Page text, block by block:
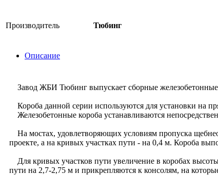
Производитель Тюбинг
Описание
Завод ЖБИ Тюбинг выпускает сборные железобетонные
Короба данной серии используются для установки на
Железобетонные короба устанавливаются
На мостах, удовлетворяющих условиям пропуска
проекте, а на кривых участках пути - на 0,4 м. Короба
Для кривых участков пути увеличение в коробах
пути на 2,7-2,75 м и прикрепляются к консолям, на